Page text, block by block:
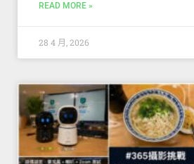
READ MORE »
28 4 月, 2026